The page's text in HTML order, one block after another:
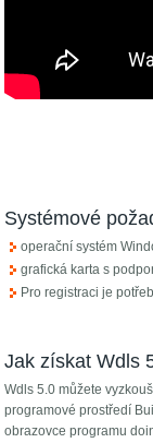
Systémové
operační systém
grafická karta s
Pro registraci je
Jak získat Wdls
Wdls 5.0 můžete
programové prostředí
obrazovce programu